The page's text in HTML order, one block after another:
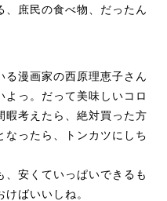
、庶民の食べ物、だったん
る漫画家の西原理恵子さん
よっ。だって美味しいコロ
暇考えたら、絶対買った方
なったら、トンカツにしち
、安くていっぱいできるも
ばいいしね。